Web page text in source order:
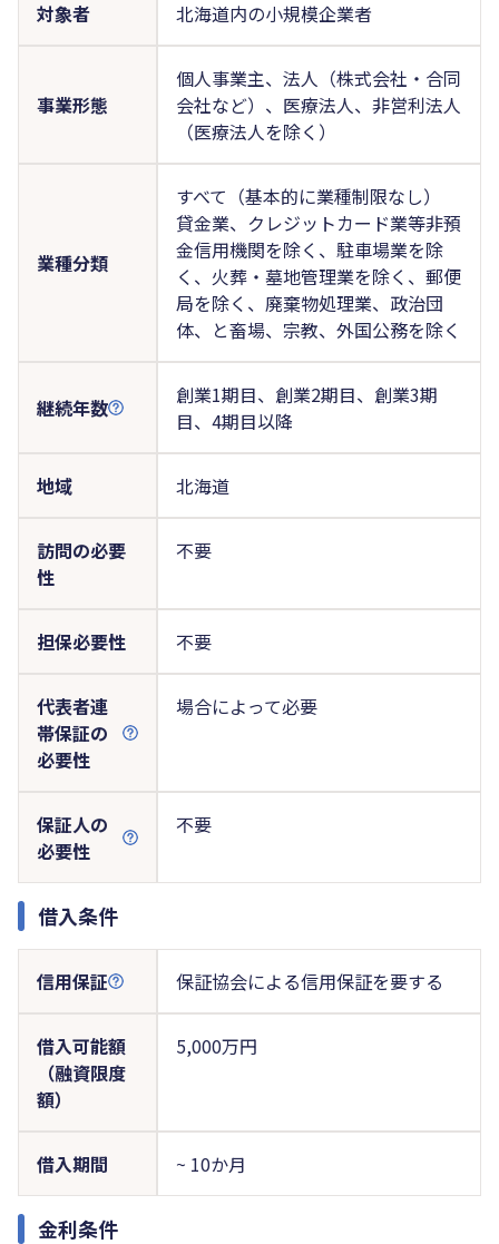
対象者 北海道内の小規模企業者
事業形態
個人事業主、法人（株式会社・合同
会社など）、医療法人、非営利法人
（医療法人を除く）
業種分類
すべて（基本的に業種制限なし）
貸金業、クレジットカード業等非預
金信用機関を除く、駐車場業を除
く、火葬・墓地管理業を除く、郵便
局を除く、廃棄物処理業、政治団
体、と畜場、宗教、外国公務を除く
継続年数
創業1期目、創業2期目、創業3期
目、4期目以降
地域 北海道
訪問の必要
性
不要
担保必要性 不要
代表者連
帯保証の
必要性
場合によって必要
保証人の
必要性
不要
借入条件
信用保証 保証協会による信用保証を要する
借入可能額
（融資限度
額）
5,000万円
借入期間 ~ 10か月
金利条件